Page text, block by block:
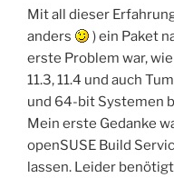
Mit all dieser
anders
) ein Paket
erste Problem war,
11.3, 11.4 und auch
und 64-bit Systemen
Mein erste Gedanke
openSUSE Build
lassen. Leider